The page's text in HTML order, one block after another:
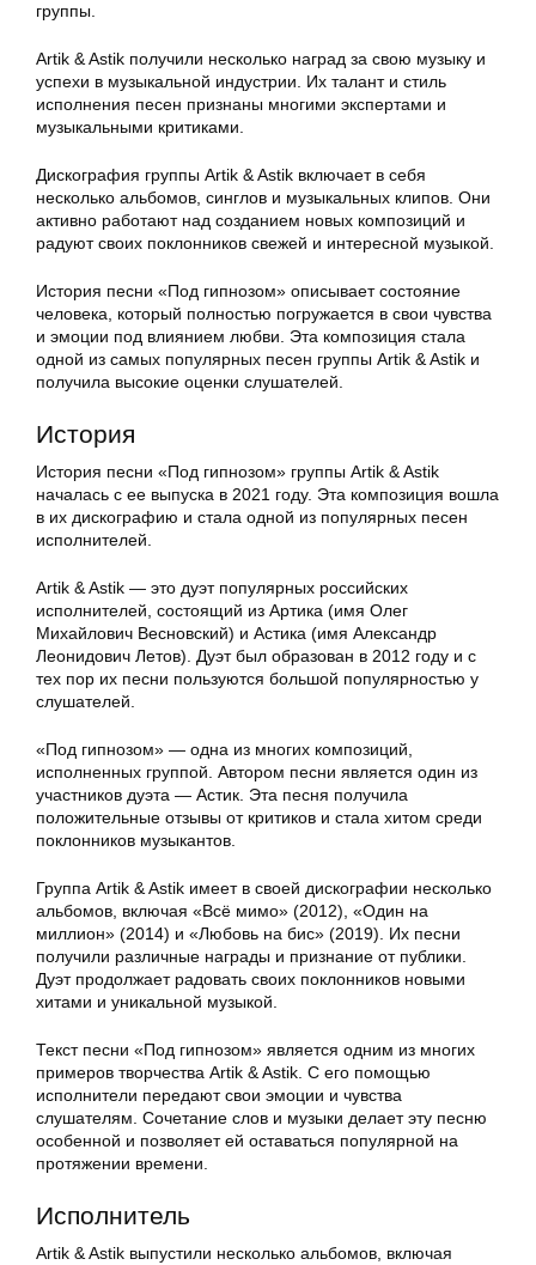
группы.
Artik & Astik получили несколько наград за свою музыку и
успехи в музыкальной индустрии. Их талант и стиль
исполнения песен признаны многими экспертами и
музыкальными критиками.
Дискография группы Artik & Astik включает в себя
несколько альбомов, синглов и музыкальных клипов. Они
активно работают над созданием новых композиций и
радуют своих поклонников свежей и интересной музыкой.
История песни «Под гипнозом» описывает состояние
человека, который полностью погружается в свои чувства
и эмоции под влиянием любви. Эта композиция стала
одной из самых популярных песен группы Artik & Astik и
получила высокие оценки слушателей.
История
История песни «Под гипнозом» группы Artik & Astik
началась с ее выпуска в 2021 году. Эта композиция вошла
в их дискографию и стала одной из популярных песен
исполнителей.
Artik & Astik — это дуэт популярных российских
исполнителей, состоящий из Артика (имя Олег
Михайлович Весновский) и Астика (имя Александр
Леонидович Летов). Дуэт был образован в 2012 году и с
тех пор их песни пользуются большой популярностью у
слушателей.
«Под гипнозом» — одна из многих композиций,
исполненных группой. Автором песни является один из
участников дуэта — Астик. Эта песня получила
положительные отзывы от критиков и стала хитом среди
поклонников музыкантов.
Группа Artik & Astik имеет в своей дискографии несколько
альбомов, включая «Всё мимо» (2012), «Один на
миллион» (2014) и «Любовь на бис» (2019). Их песни
получили различные награды и признание от публики.
Дуэт продолжает радовать своих поклонников новыми
хитами и уникальной музыкой.
Текст песни «Под гипнозом» является одним из многих
примеров творчества Artik & Astik. С его помощью
исполнители передают свои эмоции и чувства
слушателям. Сочетание слов и музыки делает эту песню
особенной и позволяет ей оставаться популярной на
протяжении времени.
Исполнитель
Artik & Astik выпустили несколько альбомов, включая